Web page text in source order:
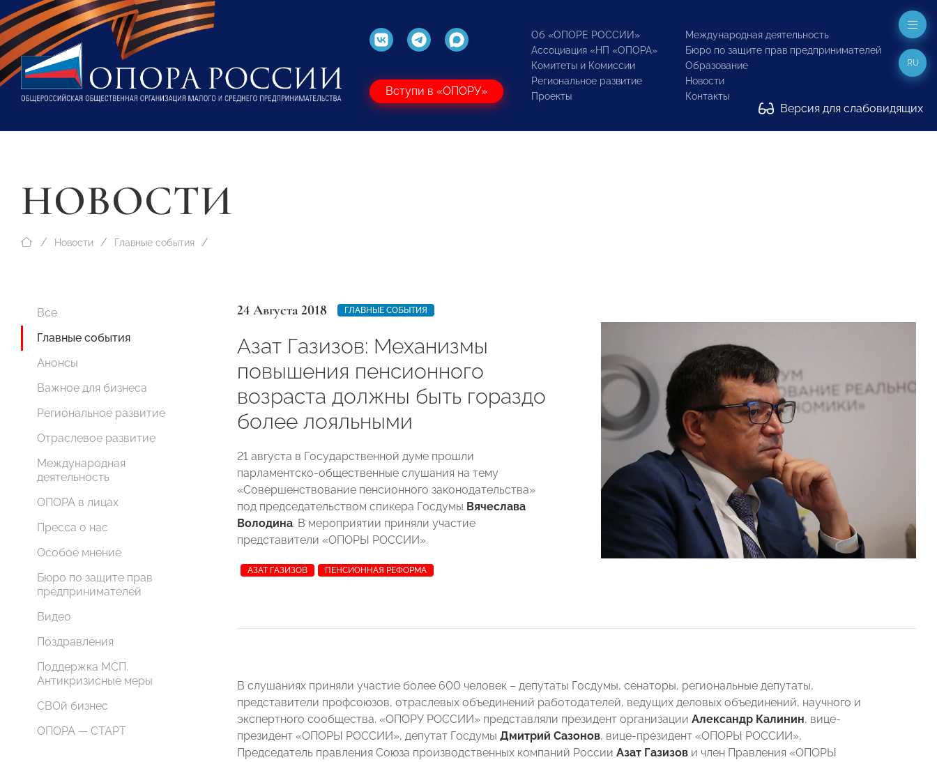
Вступи в «ОПОРУ»
Об «ОПОРЕ РОССИИ»
Ассоциация «НП «ОПОРА»
Комитеты и Комиссии
Региональное развитие
Проекты
Международная деятельность
Бюро по защите прав предпринимателей
Образование
Новости
Контакты
Версия для слабовидящих
RU
НОВОСТИ
Новости Главные события
Все
Главные события
Анонсы
Важное для бизнеса
Региональное развитие
Отраслевое развитие
Международная
деятельность
ОПОРА в лицах
Пресса о нас
Особое мнение
Бюро по защите прав
предпринимателей
Видео
Поздравления
Поддержка МСП.
Антикризисные меры
СВОй бизнес
ОПОРА — СТАРТ
24 Августа 2018 ГЛАВНЫЕ СОБЫТИЯ
Азат Газизов: Механизмы
повышения пенсионного
возраста должны быть гораздо
более лояльными
21 августа в Государственной думе прошли
парламентско-общественные слушания на тему
«Совершенствование пенсионного законодательства»
под председательством спикера Госдумы Вячеслава
Володина. В мероприятии приняли участие
представители «ОПОРЫ РОССИИ».
АЗАТ ГАЗИЗОВ ПЕНСИОННАЯ РЕФОРМА
В слушаниях приняли участие более 600 человек – депутаты Госдумы, сенаторы, региональные депутаты,
представители профсоюзов, отраслевых объединений работодателей, ведущих деловых объединений, научного и
экспертного сообщества. «ОПОРУ РОССИИ» представляли президент организации Александр Калинин, вице-
президент «ОПОРЫ РОССИИ», депутат Госдумы Дмитрий Сазонов, вице-президент «ОПОРЫ РОССИИ»,
Председатель правления Союза производственных компаний России Азат Газизов и член Правления «ОПОРЫ